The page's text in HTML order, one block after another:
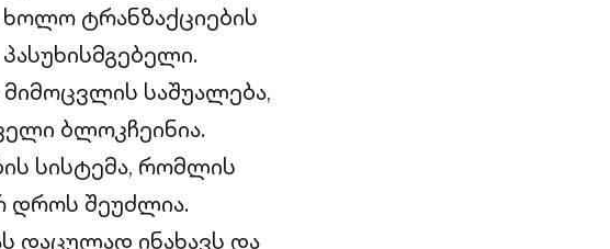
ტრანზაქციების
საშუალება,
ბლოკჩეინია.
სისტემა, რომლის
დროს შეუძლია.
დაცულად ინახავს და